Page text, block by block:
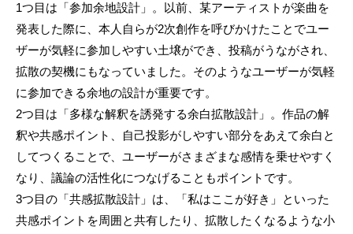
1つ目は「参加余地設計」。以前、某アーティストが楽曲を
発表した際に、本人自らが2次創作を呼びかけたことでユー
ザーが気軽に参加しやすい土壌ができ、投稿がうながされ、
拡散の契機にもなっていました。そのようなユーザーが気軽
に参加できる余地の設計が重要です。
2つ目は「多様な解釈を誘発する余白拡散設計」。作品の解
釈や共感ポイント、自己投影がしやすい部分をあえて余白と
してつくることで、ユーザーがさまざまな感情を乗せやすく
なり、議論の活性化につなげることもポイントです。
3つ目の「共感拡散設計」は、「私はここが好き」といった
共感ポイントを周囲と共有したり、拡散したくなるような小